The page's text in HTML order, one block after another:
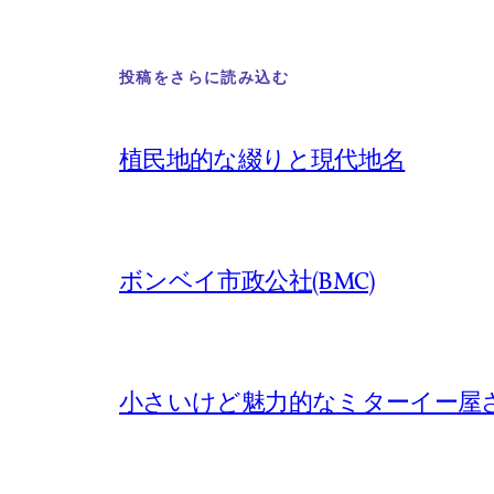
投稿をさらに読み込む
植民地的な綴りと現代地名
ボンベイ市政公社(BMC)
小さいけど魅力的なミターイー屋